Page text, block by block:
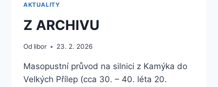
AKTUALITY
Z ARCHIVU
Od libor 23. 2. 2026
Masopustní průvod na silnici z Kamýka do
Velkých Přílep (cca 30. – 40. léta 20.